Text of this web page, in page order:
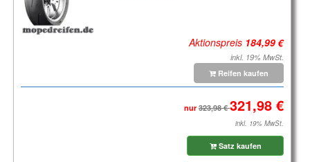
Aktionspreis
inkl. 19% MwSt.
Reifen kaufen
nur
inkl. 19% MwSt.
Satz kaufen